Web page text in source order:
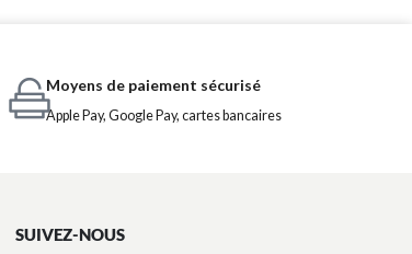
Moyens de paiement sécurisé
Apple Pay, Google Pay, cartes bancaires
SUIVEZ-NOUS